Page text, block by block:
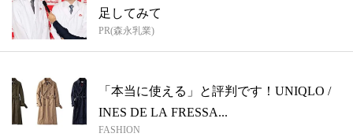
足してみて
PR(森永乳業)
「本当に使える」と評判です！UNIQLO /
INES DE LA FRESSA...
FASHION